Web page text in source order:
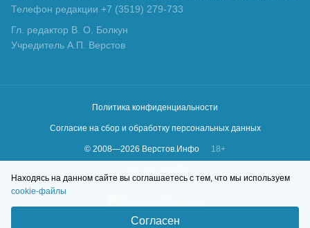
Телефон редакции +7 (3519) 279-733
Гл. редактор В. О. Болкун
Учредитель А.П. Верстов
Политика конфиденциальности
Согласие на сбор и обработку персональных данных
© 2008—2026 Верстов.Инфо
18+
Находясь на данном сайте вы соглашаетесь с тем, что мы используем
cookie-файлы
Согласен